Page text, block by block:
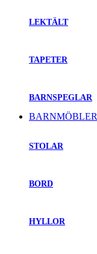
LEKTÄLT
TAPETER
BARNSPEGLAR
BARNMÖBLER
STOLAR
BORD
HYLLOR